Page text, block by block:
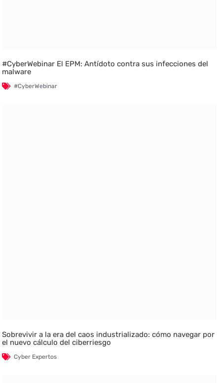
#CyberWebinar El EPM: Antídoto contra sus infecciones del
malware
#CyberWebinar
Sobrevivir a la era del caos industrializado: cómo navegar por
el nuevo cálculo del ciberriesgo
Cyber Expertos